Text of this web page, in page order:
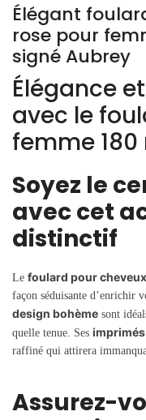
Élégant
rose pour
signé Aubrey
Élégance
avec le
femme
Soyez le
avec cet
distinctif
Le foulard pour
façon séduisante d’enrichir
design bohème sont
quelle tenue. Ses
raffiné qui attirera
Assurez-